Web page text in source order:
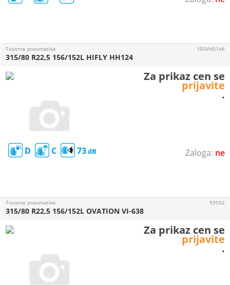
ne
Tovorne pnevmatike
D C 73
315/80 R22,5 156/152L HIFLY HH124
100VH0146
Za prikaz cen se
prijavite
.
Tovorne pnevmatike
315/80 R22,5 156/152L OVATION VI-638
93592
Za prikaz cen se
prijavite
.